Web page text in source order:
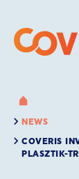
NEWS
COVERIS
PLASZTIK-